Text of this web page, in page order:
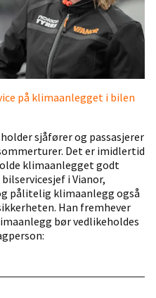
på klimaanlegget i bilen
sjåfører og passasjerer
Det er imidlertid
klimaanlegget godt
i Vianor,
pålitelig klimaanlegg også
Han fremhever
bør vedlikeholdes